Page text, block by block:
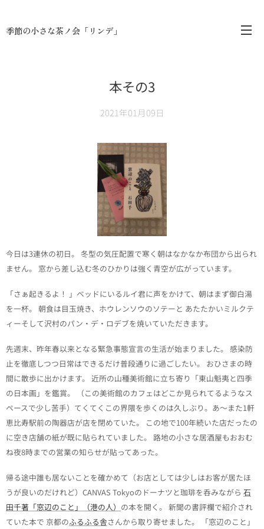
季節の小さな茶ノ会「リンデ」
本その3
2021年01月09日
今日は3連休の初日。 冬型の気圧配置で寒く朝はなかなか布団から出られ
ません。 窓から差し込む冬のひかりは強く青空が広がっています。
「さぁ起きるよ！ 」ベッドにいるルイ君に声をかけて、朝はまず御白湯
を一杯。 朝食は目玉焼き、ホウレンソウのソテーと あたたかいミルクテ
ィーそして沢村のパン・デ・ロデブを焼いていただきます。
先週末、昨年春以来となる緊急事態宣言の生活が始まりました。 感染防
止を徹底しつつ日常はできるだけ普段通りに過ごしたい。 おひさまの時
間に散歩に出かけます。 近所の山種美術館に立ち寄り「東山魁夷と四季
の日本画」を鑑賞。 （この美術館のカフェはどこか見られてるようなス
ペースで少し苦手）てくてくこの界隈を歩くのは久しぶり。あ～また1軒
恵比寿駅前の陶器店が店を閉めていた。 この地で100年続いた店だったの
に空き店舗の紙が既に貼られていました。 路地の小さな居酒屋もおおむ
ね夜8時までの営業の知らせが貼ってあった。
帰る途中誰も居ないことを確かめて（お店としては少しはお客が居たほ
うが良いのだけれど）CANVAS Tokyoのドーナツと珈琲を呑みながら 石
田千著「窓辺のこと」（港の人） の本を開く。 新聞の書評欄で紹介され
ていた本で 京都のふるふる舎さんから取り寄せました。 「窓辺のこと」